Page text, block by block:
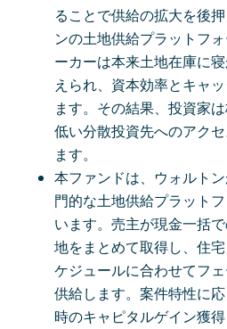
ることで供給の拡大を後
ンの土地供給プラットフ
ーカーは本来土地在庫に
えられ、資本効率とキャ
ます。その結果、投資家
低い分散投資先へのアク
ます。
本ファンドは、ウォルト
門的な土地供給プラット
います。売主が現金一括
地をまとめて取得し、住
ケジュールに合わせてフ
供給します。案件特性に
時のキャピタルゲイン獲